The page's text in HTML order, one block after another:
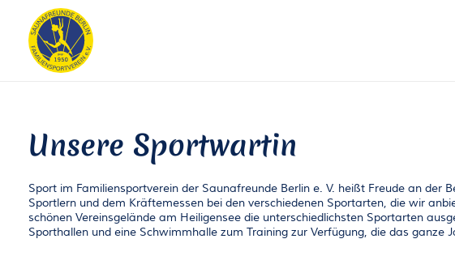
Unsere Sportwartin
Sport im Familiensportverein der Saunafreunde Berlin e. V. heißt Freude an der
Sportlern und dem Kräftemessen bei den verschiedenen Sportarten, die wir
schönen Vereinsgelände am Heiligensee die unterschiedlichsten Sportarten
Sporthallen und eine Schwimmhalle zum Training zur Verfügung, die das ganze